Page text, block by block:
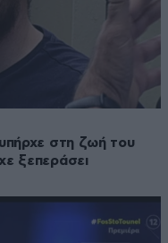
στη ζωή του
ξεπεράσει